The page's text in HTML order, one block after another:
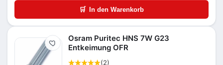
🛒 In den Warenkorb
Merken
Osram Puritec HNS 7W G23
Entkeimung OFR
(2)